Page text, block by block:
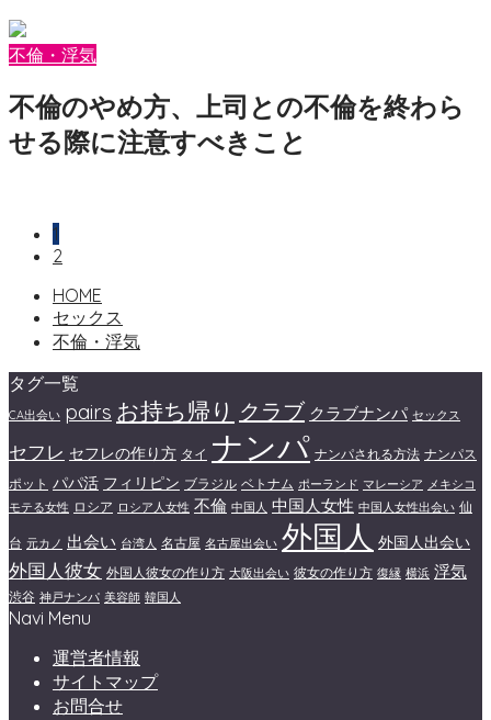
不倫・浮気
不倫のやめ方、上司との不倫を終わら
せる際に注意すべきこと
1
2
HOME
セックス
不倫・浮気
タグ一覧
CA出会い pairs お持ち帰り クラブ クラブナンパ セックス
セフレ セフレの作り方 タイ ナンパ ナンパされる方法 ナンパス
ポット パパ活 フィリピン ブラジル ベトナム ポーランド マレーシア メキシコ
モテる女性 ロシア ロシア人女性 不倫 中国人 中国人女性 中国人女性出会い 仙
台 元カノ 出会い 台湾人 名古屋 名古屋出会い 外国人 外国人出会い
外国人彼女 外国人彼女の作り方 大阪出会い 彼女の作り方 復縁 横浜 浮気
渋谷 神戸ナンパ 美容師 韓国人
Navi Menu
運営者情報
サイトマップ
お問合せ